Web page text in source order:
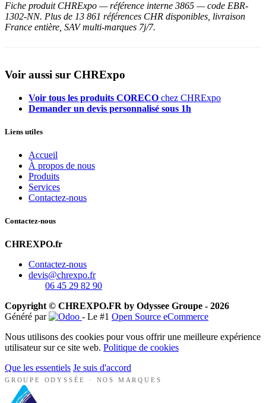
Fiche produit CHRExpo — référence interne 3865 — code EBR-
1302-NN. Plus de 13 861 références CHR disponibles, livraison
France entière, SAV multi-marques 7j/7.
Voir aussi sur CHRExpo
Voir tous les produits CORECO chez CHRExpo
Demander un devis personnalisé sous 1h
Liens utiles
Accueil
À propos de nous
Produits
Services
Contactez-nous
Contactez-nous
CHREXPO.fr
Contactez-nous
devis@chrexpo.fr
06 45 29 82 90
Copyright © CHREXPO.FR by Odyssee Groupe - 2026
Généré par
- Le #1 Open Source eCommerce
Nous utilisons des cookies pour vous offrir une meilleure expérience
utilisateur sur ce site web. Politique de cookies
Que les essentiels Je suis d'accord
GROUPE ODYSSÉE · NOS MARQUES